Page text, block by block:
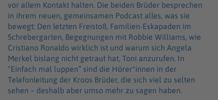
vor allem Kontakt halten. Die beiden Brüder besprechen
in ihrem neuen, gemeinsamen Podcast alles, was sie
bewegt: Den letzten Freistoß, Familien-Eskapaden im
Schrebergarten, Begegnungen mit Robbie Williams, wie
Cristiano Ronaldo wirklich ist und warum sich Angela
Merkel bislang nicht getraut hat, Toni anzurufen. In
“Einfach mal luppen” sind die Hörer*innen in der
Telefonleitung der Kroos Brüder, die sich viel zu selten
sehen – deshalb aber umso mehr zu sagen haben.